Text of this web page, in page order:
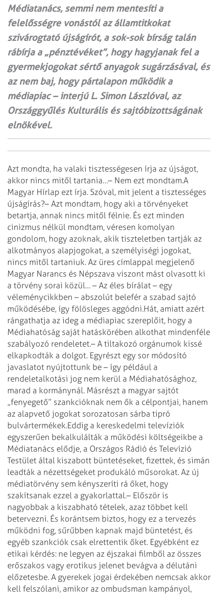
Médiatanács, semmi nem mentesíti a
felelősségre vonástól az államtitkokat
szivárogtató újságírót, a sok-sok bírság talán
rábírja a „pénztévéket”, hogy hagyjanak fel a
gyermekjogokat sértő anyagok sugárzásával, és
az nem baj, hogy pártalapon működik a
médiapiac – interjú L. Simon Lászlóval, az
Országgyűlés Kulturális és sajtóbizottságának
elnökével.
Azt mondta, ha valaki tisztességesen írja az újságot,
akkor nincs mitől tartania…– Nem ezt mondtam.A
Magyar Hírlap ezt írja. Szóval, mit jelent a tisztességes
újságírás?– Azt mondtam, hogy aki a törvényeket
betartja, annak nincs mitől félnie. És ezt minden
cinizmus nélkül mondtam, véresen komolyan
gondolom, hogy azoknak, akik tiszteletben tartják az
alkotmányos alapjogokat, a személyiségi jogokat,
nincs mitől tartaniuk. Az üres címlappal megjelenő
Magyar Narancs és Népszava viszont mást olvasott ki
a törvény sorai közül… – Az éles bírálat – egy
véleménycikkben – abszolút belefér a szabad sajtó
működésébe, így fölösleges aggódni.Hát, amiatt azért
rángathatja az ideg a médiapiac szereplőit, hogy a
Médiahatóság saját hatáskörében alkothat mindenféle
szabályozó rendeletet.– A tiltakozó orgánumok kissé
elkapkodták a dolgot. Egyrészt egy sor módosító
javaslatot nyújtottunk be – így például a
rendeletalkotási jog nem kerül a Médiahatósághoz,
marad a kormánynál. Másrészt a magyar sajtót
„fenyegető” szankcióknak nem ők a célpontjai, hanem
az alapvető jogokat sorozatosan sárba tipró
bulvártermékek.Eddig a kereskedelmi televíziók
egyszerűen bekalkulálták a működési költségeikbe a
Médiatanács elődje, a Országos Rádió és Televízió
Testület által kiszabott büntetéseket, fizettek, és simán
leadták a nézettségeket produkáló műsorokat. Az új
médiatörvény sem kényszeríti rá őket, hogy
szakítsanak ezzel a gyakorlattal.– Először is
nagyobbak a kiszabható tételek, azaz többet kell
betervezni. És korántsem biztos, hogy ez a tervezés
működni fog, sűrűbben kapnak majd büntetést, és
egyéb szankciók csak elrettentik őket. Egyébként ez
etikai kérdés: ne legyen az éjszakai filmből az összes
erőszakos vagy erotikus jelenet bevágva a délutáni
előzetesbe. A gyerekek jogai érdekében nemcsak akkor
kell felszólani, amikor az ombudsman kampányol,